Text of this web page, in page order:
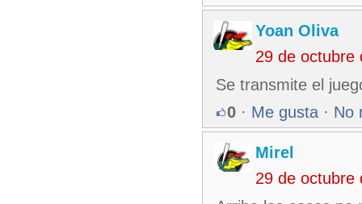
Yoan Oliva
29 de octubre
Se transmite el
0 · Me gusta · No
Mirel
29 de octubre